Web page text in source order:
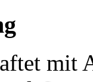
mit